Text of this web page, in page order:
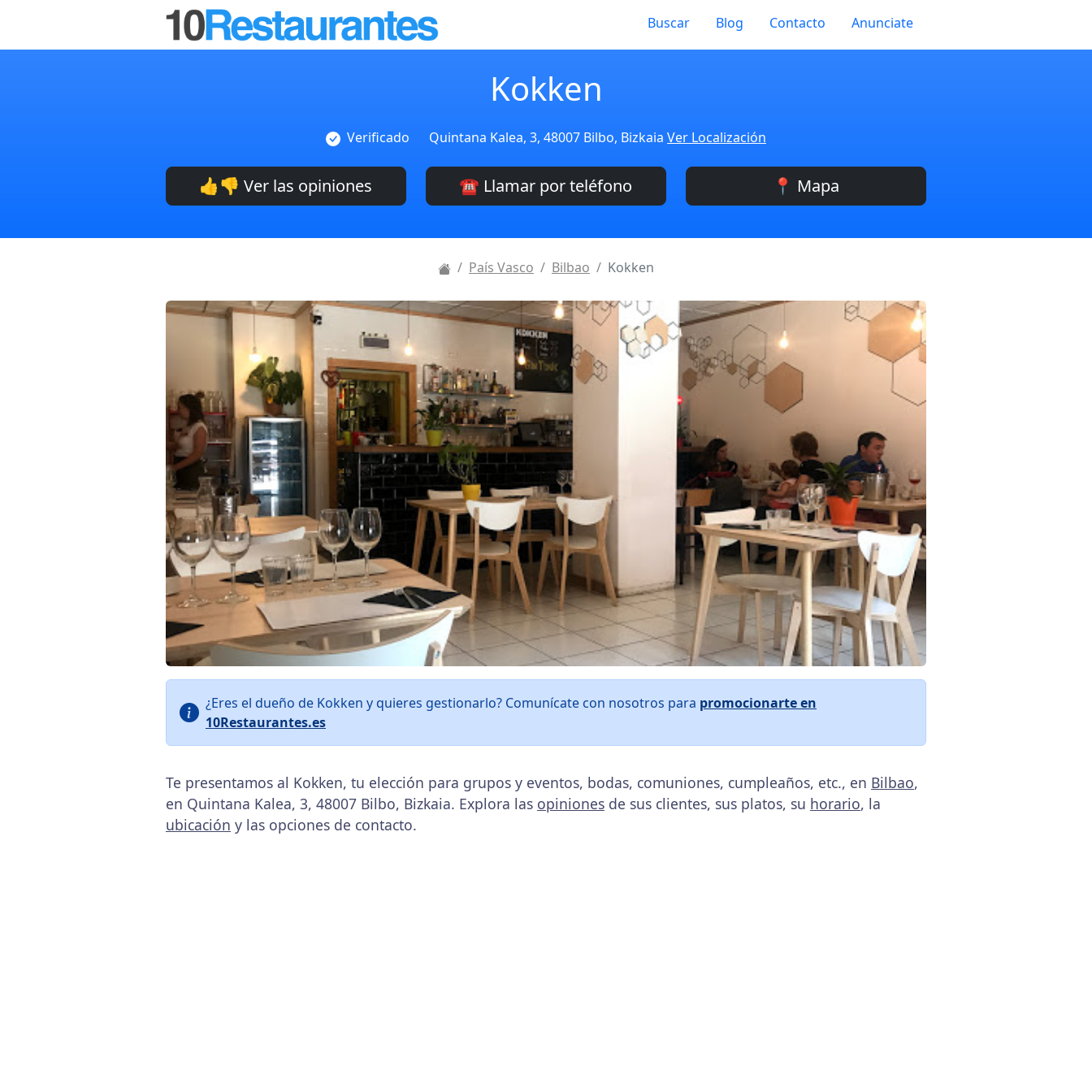
Buscar Blog Contacto Anunciate
Kokken
Verificado Quintana Kalea, 3, 48007 Bilbo, Bizkaia Ver Localización
👍👎 Ver las opiniones ☎️ Llamar por teléfono 📍 Mapa
País Vasco Bilbao Kokken
¿Eres el dueño de Kokken y quieres gestionarlo? Comunícate con nosotros para promocionarte en
10Restaurantes.es
Te presentamos al Kokken, tu elección para grupos y eventos, bodas, comuniones, cumpleaños, etc., en Bilbao,
en Quintana Kalea, 3, 48007 Bilbo, Bizkaia. Explora las opiniones de sus clientes, sus platos, su horario, la
ubicación y las opciones de contacto.